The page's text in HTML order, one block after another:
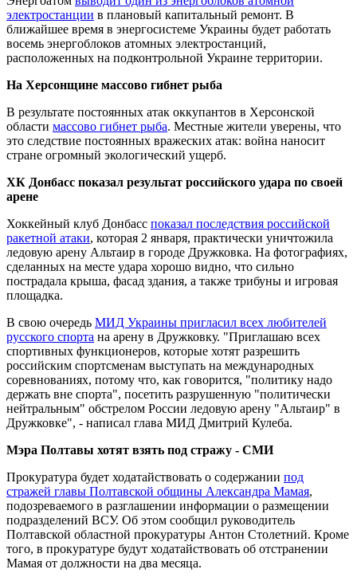
электростанции в плановый капитальный ремонт. В
ближайшее время в энергосистеме Украины будет работать
восемь энергоблоков атомных электростанций,
расположенных на подконтрольной Украине территории.
На Херсонщине массово гибнет рыба
В результате постоянных атак оккупантов в Херсонской
области массово гибнет рыба. Местные жители уверены, что
это следствие постоянных вражеских атак: война наносит
стране огромный экологический ущерб.
ХК Донбасс показал результат российского удара по своей
арене
Хоккейный клуб Донбасс показал последствия российской
ракетной атаки, которая 2 января, практически уничтожила
ледовую арену Альтаир в городе Дружковка. На фотографиях,
сделанных на месте удара хорошо видно, что сильно
пострадала крыша, фасад здания, а также трибуны и игровая
площадка.
В свою очередь МИД Украины пригласил всех любителей
русского спорта на арену в Дружковку. "Приглашаю всех
спортивных функционеров, которые хотят разрешить
российским спортсменам выступать на международных
соревнованиях, потому что, как говорится, "политику надо
держать вне спорта", посетить разрушенную "политически
нейтральным" обстрелом России ледовую арену "Альтаир" в
Дружковке", - написал глава МИД Дмитрий Кулеба.
Мэра Полтавы хотят взять под стражу - СМИ
Прокуратура будет ходатайствовать о содержании под
стражей главы Полтавской общины Александра Мамая,
подозреваемого в разглашении информации о размещении
подразделений ВСУ. Об этом сообщил руководитель
Полтавской областной прокуратуры Антон Столетний. Кроме
того, в прокуратуре будут ходатайствовать об отстранении
Мамая от должности на два месяца.